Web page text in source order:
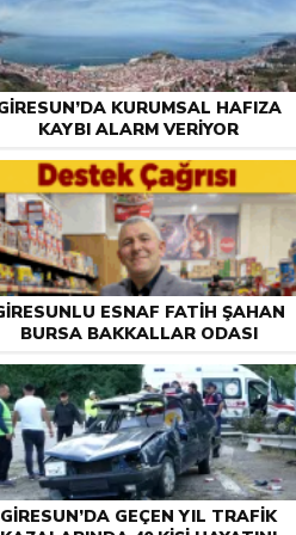
KURUMSAL HAFIZA
KAYBI ALARM VERIYOR
ESNAF FATIH ŞAHAN
BURSA BAKKALLAR ODASI
GIRESUN’DA GEÇEN YIL TRAFIK